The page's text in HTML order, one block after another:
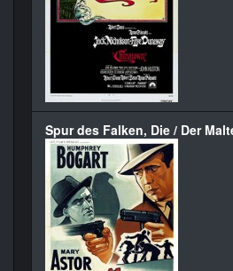
Spur des Falken, Die / Der